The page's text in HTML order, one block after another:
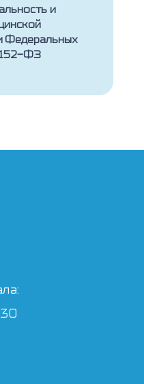
и
Федеральных
ФЗ